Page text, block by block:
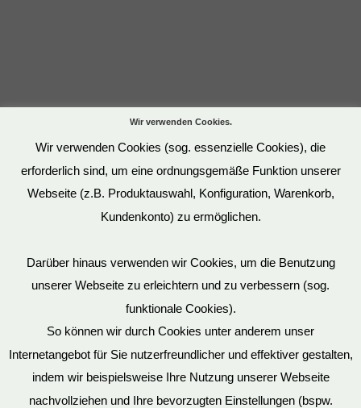
Datenschutz
Wir verwenden Cookies.
Wir verwenden Cookies (sog. essenzielle Cookies), die
erforderlich sind, um eine ordnungsgemäße Funktion unserer
Webseite (z.B. Produktauswahl, Konfiguration, Warenkorb,
Kundenkonto) zu ermöglichen.
Darüber hinaus verwenden wir Cookies, um die Benutzung
unserer Webseite zu erleichtern und zu verbessern (sog.
funktionale Cookies).
So können wir durch Cookies unter anderem unser
Internetangebot für Sie nutzerfreundlicher und effektiver gestalten,
indem wir beispielsweise Ihre Nutzung unserer Webseite
nachvollziehen und Ihre bevorzugten Einstellungen (bspw.